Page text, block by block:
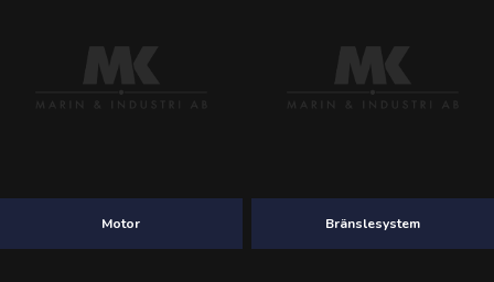
Motor Bränslesystem